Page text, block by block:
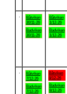
Båtviken
30/11-26
Badviken
30/11-26
Båtviken
1/12-26
Badviken
1/12-26
Båtviken
7/12-26
Badviken
7/12-26
Båtviken
8/12-26
Badviken
8/12-26